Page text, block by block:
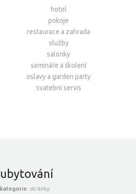
hotel
pokoje
restaurace a zahrada
služby
salonky
semináře a školení
oslavy a garden party
svatební servis
ubytování
kategorie: stránky